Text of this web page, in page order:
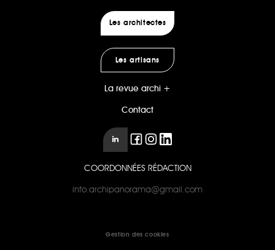
Les architectes
Les artisans
La revue archi +
Contact
COORDONNÉES RÉDACTION
info.archipanorama@gmail.com
Gestion des cookies